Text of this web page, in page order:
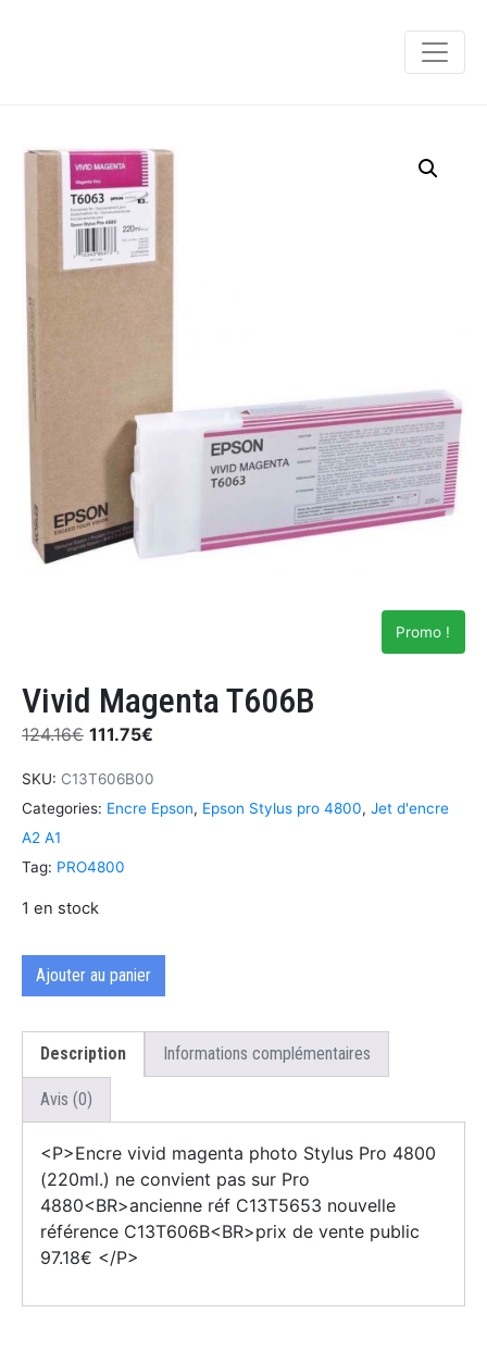
Promo !
Vivid Magenta T606B
124.16€ 111.75€
SKU: C13T606B00
Categories: Encre Epson, Epson Stylus pro 4800, Jet d'encre
A2 A1
Tag: PRO4800
1 en stock
Ajouter au panier
Description Informations complémentaires
Avis (0)
<P>Encre vivid magenta photo Stylus Pro 4800
(220ml.) ne convient pas sur Pro
4880<BR>ancienne réf C13T5653 nouvelle
référence C13T606B<BR>prix de vente public
97.18€ </P>